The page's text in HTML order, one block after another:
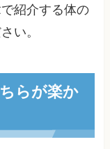
紹介する体の
い。
らが楽か